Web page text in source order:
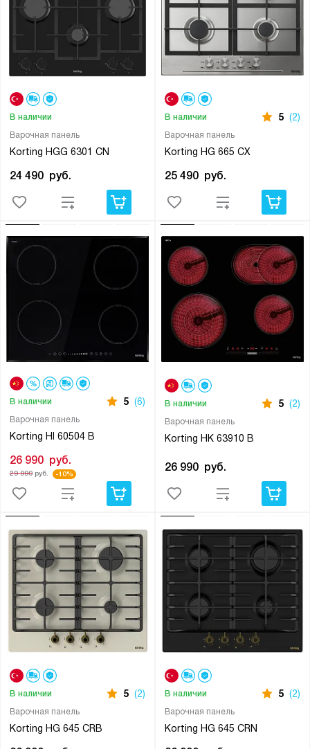
Варочная панель
Korting HGG 6301 CN
В наличии
24 490 руб.
Варочная панель
Korting HG 665 CX
В наличии 5 (2)
25 490 руб.
Варочная панель
Korting HI 60504 B
В наличии 5 (6)
26 990 руб.
29 990руб. -10%
Варочная панель
Korting HK 63910 B
В наличии 5 (2)
26 990 руб.
Варочная панель
Korting HG 645 CRB
В наличии 5 (2)
Варочная панель
Korting HG 645 CRN
В наличии 5 (2)